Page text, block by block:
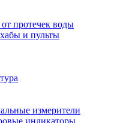
протечек воды
и пульты
измерители
индикаторы